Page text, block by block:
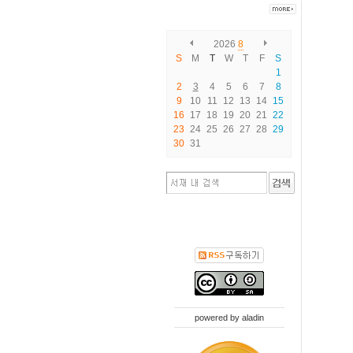
2026 8
S
M T W T F
S
1
2
3 4 5 6 7
8
9
10 11 12 13 14 15
16
17 18 19 20 21 22
23 24 25 26 27 28 29
30 31
powered by aladin